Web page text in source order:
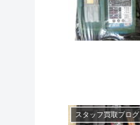
スタッフ買取ブログ